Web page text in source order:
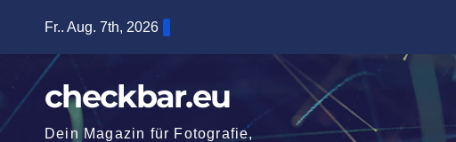
springen
Fr.. Aug. 7th, 2026
checkbar.eu
Dein Magazin für Fotografie,